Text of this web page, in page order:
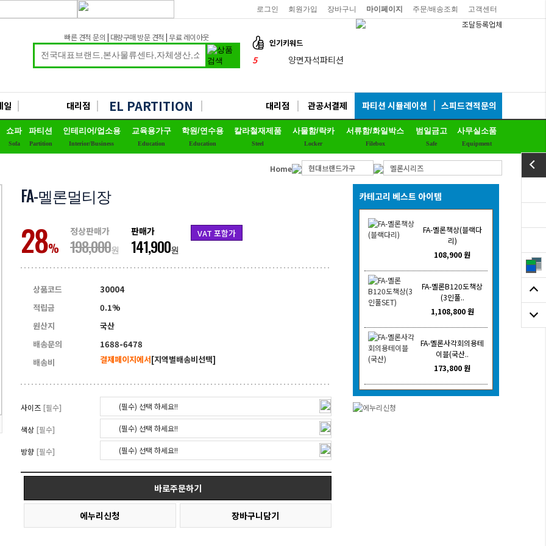
로그인 회원가입 장바구니 마이페이지 주문/배송조회 고객센터
빠른 견적 문의 | 대량구매 방문 견적 |무료 레이아웃
인기키워드
5
양면자석파티션
8
비플러스의자
9
연수용테이블
10
예스체어회의용
EL프리미엄파티션
일 대리점 EL PARTITION 대리점 관공서결제 파티션 시뮬레이션 스피드견적문의
쇼파
Sofa
파티션
Partition
인테리어/업소용
Interior/Business
교육용가구
Education
학원/연수용
Education
칼라철재제품
Steel
사물함/락카
Locker
서류함/화일박스
Filebox
범일금고
Safe
사무실소품
Equipment
Home 현대브랜드가구 멜론시리즈
FA-멜론멀티장
28%
정상판매가
198,000원
판매가
141,900원
VAT 포함가
상품코드
30004
적립금
0.1%
원산지
국산
배송문의
1688-6478
배송비
결제페이지에서[지역별배송비선택]
사이즈 [필수] (필수) 선택 하세요!!
색상 [필수] (필수) 선택 하세요!!
방향 [필수] (필수) 선택 하세요!!
바로주문하기
에누리신청 장바구니담기
카테고리 베스트 아이템
FA-멜론책상(블랙다
리)
108,900 원
FA-멜론B120도책상
(3인풀..
1,108,800 원
FA-멜론사각회의용테
이블(국산..
173,800 원